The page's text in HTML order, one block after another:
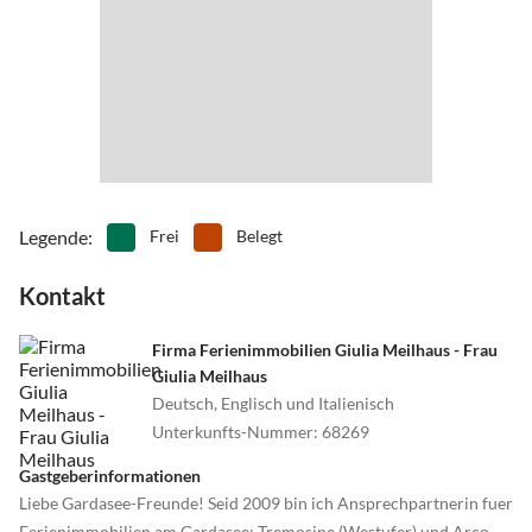
Legende: Frei Belegt
Kontakt
Firma Ferienimmobilien Giulia Meilhaus - Frau
Giulia Meilhaus
Deutsch, Englisch und Italienisch
Unterkunfts-Nummer: 68269
Gastgeberinformationen
Liebe Gardasee-Freunde! Seid 2009 bin ich Ansprechpartnerin fuer